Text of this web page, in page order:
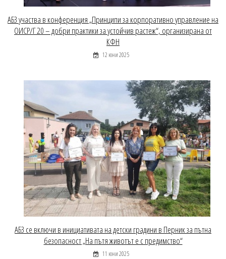
АБЗ участва в конференция „Принципи за корпоративно управление на
ОИСР/Г 20 – добри практики за устойчив растеж“, организирана от
КФН
12 юни 2025
АБЗ се включи в инициативата на детски градини в Перник за пътна
безопасност „На пътя животът е с предимство“
11 юни 2025